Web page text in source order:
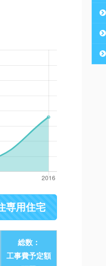
専用住宅
総数：
工事費予定額